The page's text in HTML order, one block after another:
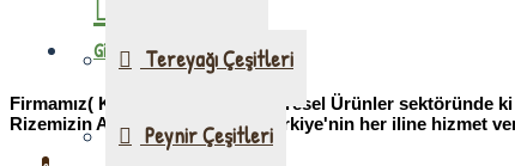
Giriş Yapınyada kayıt olun
0 ürün - 0,00TL
Tereyağı Çeşitleri
Peynir Çeşitleri
Firmamız( Köysepetim )Doğal Yöresel Ürünler sektöründe
Rizemizin Ardeşen ilçesinden Türkiye'nin her iline hizmet